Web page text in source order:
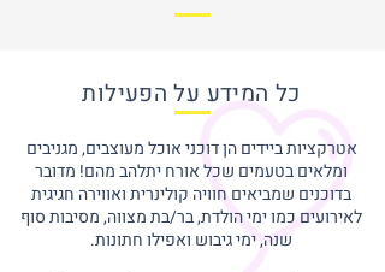
כל המידע על הפעילות
אטרקציות ביידים הן דוכני אוכל מעוצבים, מגניבים
ומלאים בטעמים שכל אורח יתלהב מהם! מדובר
בדוכנים שמביאים חוויה קולינרית ואווירה חגיגית
לאירועים כמו ימי הולדת, בר/בת מצווה, מסיבות סוף
שנה, ימי גיבוש ואפילו חתונות.